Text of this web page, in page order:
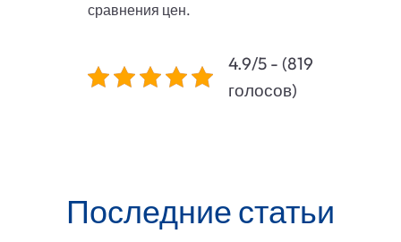
сравнения цен.
4.9/5 - (819
голосов)
Последние статьи